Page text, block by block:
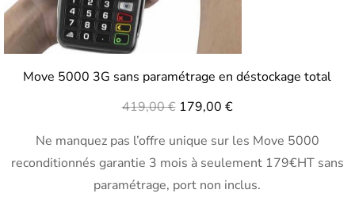
Move 5000 3G sans paramétrage en déstockage total
419,00€ 179,00 €
Ne manquez pas l’offre unique sur les Move 5000
reconditionnés garantie 3 mois à seulement 179€HT sans
paramétrage, port non inclus.